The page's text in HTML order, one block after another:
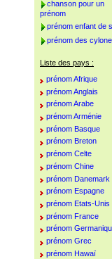
chanson pour un
prénom
prénom enfant de
prénom des
Liste des pays :
prénom Afrique
prénom Anglais
prénom Arabe
prénom Arménie
prénom Basque
prénom Breton
prénom Celte
prénom Chine
prénom Danemark
prénom Espagne
prénom Etats-Unis
prénom France
prénom
prénom Grec
prénom Hawaï